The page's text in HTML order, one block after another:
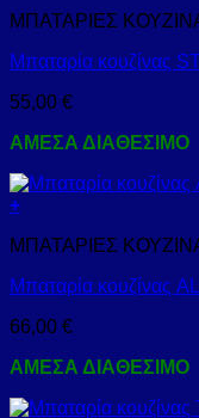
ΜΠΑΤΑΡΙΕΣ
Μπαταρία κουζίνας
55,00 €
ΑΜΕΣΑ ΔΙΑΘΕΣΙΜΟ
+
ΜΠΑΤΑΡΙΕΣ
Μπαταρία κουζίνας
66,00 €
ΑΜΕΣΑ ΔΙΑΘΕΣΙΜΟ